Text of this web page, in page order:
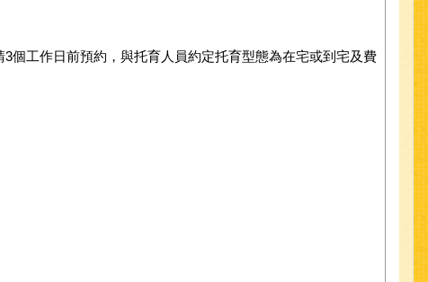
個工作日前預約，與托育人員約定托育型態為在宅或到宅及費